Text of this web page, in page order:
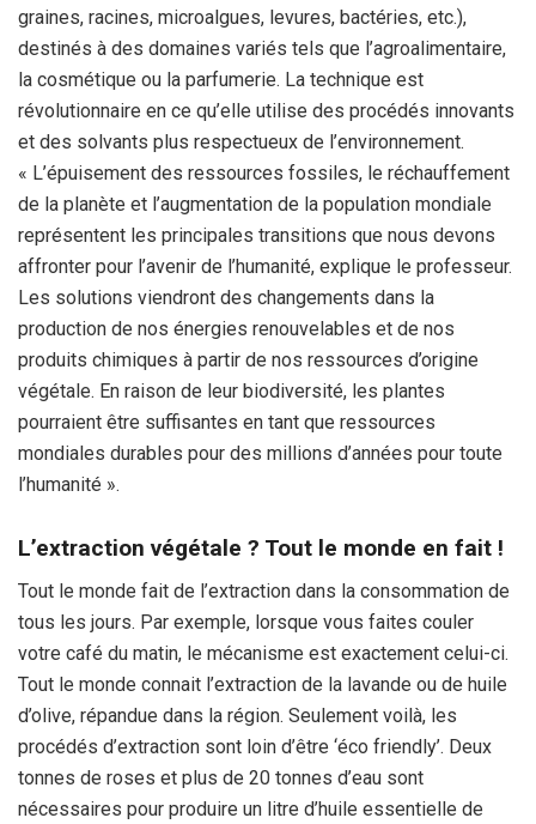
graines, racines, microalgues, levures, bactéries, etc.),
destinés à des domaines variés tels que l’agroalimentaire,
la cosmétique ou la parfumerie. La technique est
révolutionnaire en ce qu’elle utilise des procédés innovants
et des solvants plus respectueux de l’environnement.
« L’épuisement des ressources fossiles, le réchauffement
de la planète et l’augmentation de la population mondiale
représentent les principales transitions que nous devons
affronter pour l’avenir de l’humanité, explique le professeur.
Les solutions viendront des changements dans la
production de nos énergies renouvelables et de nos
produits chimiques à partir de nos ressources d’origine
végétale. En raison de leur biodiversité, les plantes
pourraient être suffisantes en tant que ressources
mondiales durables pour des millions d’années pour toute
l’humanité ».
L’extraction végétale ? Tout le monde en fait !
Tout le monde fait de l’extraction dans la consommation de
tous les jours. Par exemple, lorsque vous faites couler
votre café du matin, le mécanisme est exactement celui-ci.
Tout le monde connait l’extraction de la lavande ou de huile
d’olive, répandue dans la région. Seulement voilà, les
procédés d’extraction sont loin d’être ‘éco friendly’. Deux
tonnes de roses et plus de 20 tonnes d’eau sont
nécessaires pour produire un litre d’huile essentielle de